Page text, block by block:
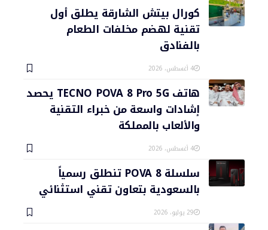
كورال بيتش الشارقة يطلق أول
تقنية لهضم مخلفات الطعام
بالفنادق
4 أغسطس، 2026
هاتف TECNO POVA 8 Pro 5G يحصد
إشادات واسعة من خبراء التقنية
والألعاب بالمملكة
4 أغسطس، 2026
سلسلة POVA 8 تنطلق رسمياً
بالسعودية بتعاون تقني استثنائي
29 يوليو، 2026